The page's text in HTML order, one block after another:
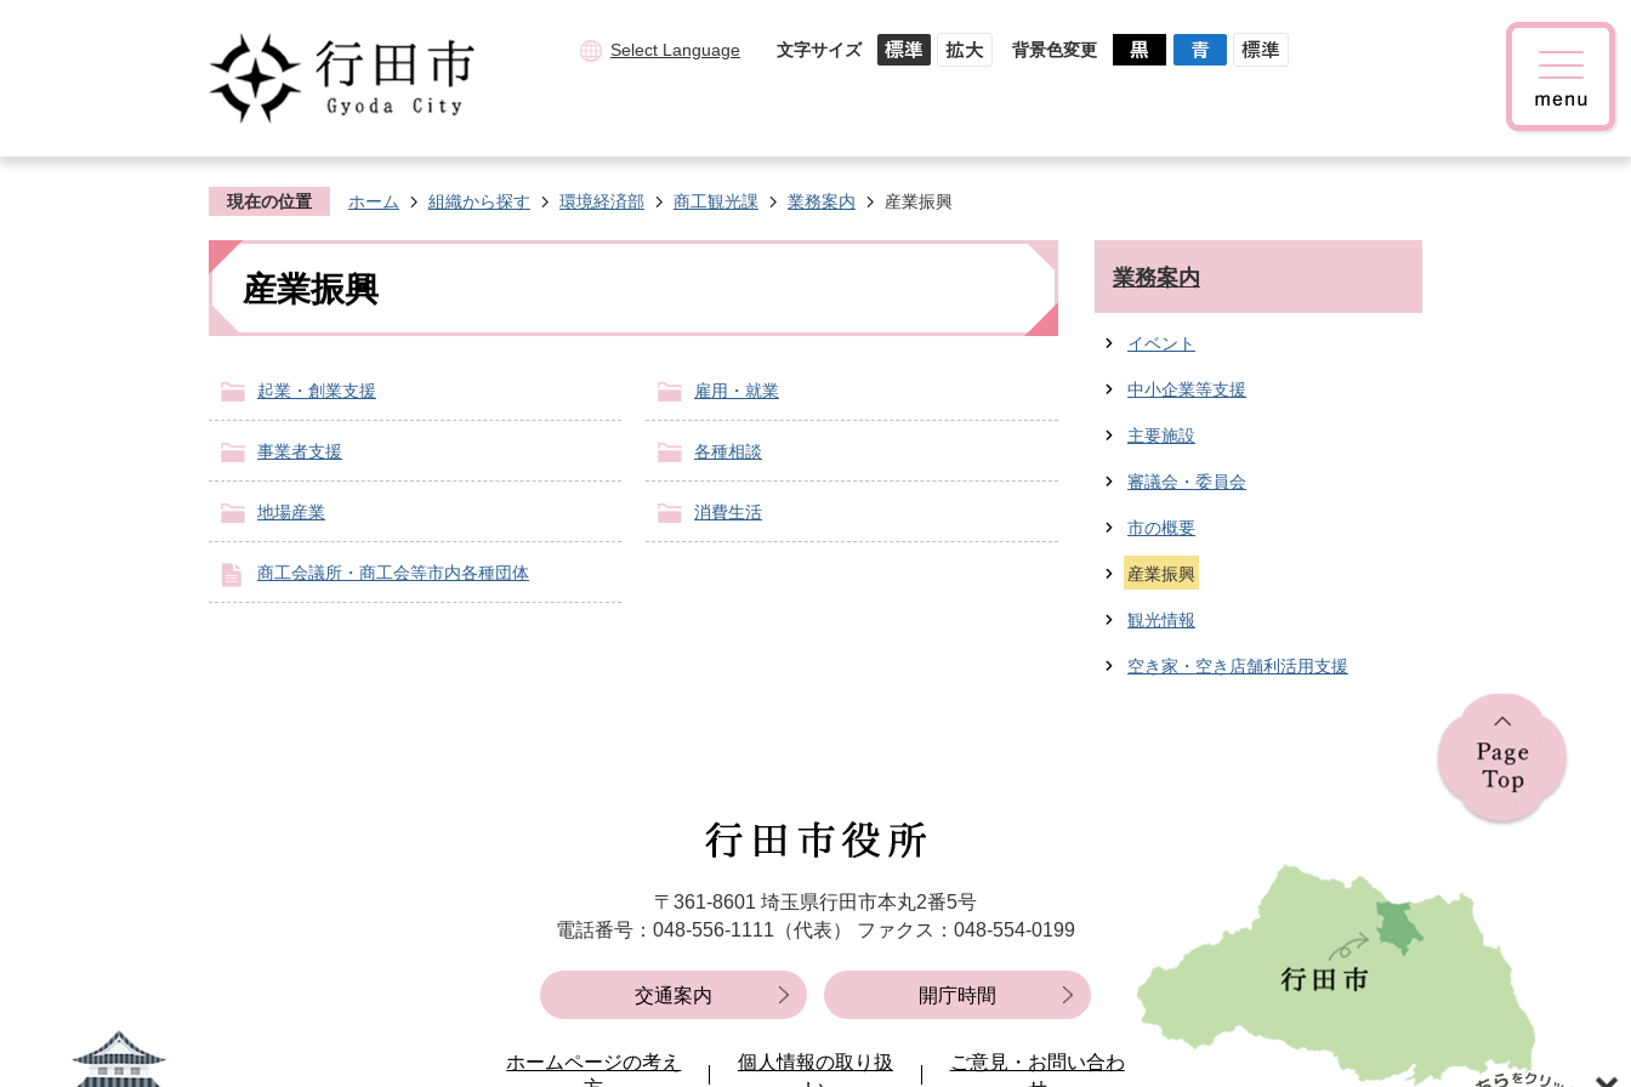
Select Language 文字サイズ 背景色変更
現在の位置 ホーム 組織から探す 環境経済部 商工観光課 業務案内 産業振興
産業振興
起業・創業支援 雇用・就業
事業者支援 各種相談
地場産業 消費生活
商工会議所・商工会等市内各種団体
業務案内
イベント
中小企業等支援
主要施設
審議会・委員会
市の概要
産業振興
観光情報
空き家・空き店舗利活用支援
行
田
役
所
〒361-8601 埼玉県行田市本丸2番5号
電話番号：048-556-1111（代表）
ファクス：048-554-0199
交通案内 開庁時間
ホームページの考え
個人情報の取り扱
ご意見・お問い合わ